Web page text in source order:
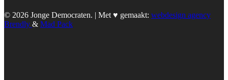
© 2026 Jonge Democraten. | Met ♥︎ gemaakt: webdesign agency
Brendly & Mad Pack